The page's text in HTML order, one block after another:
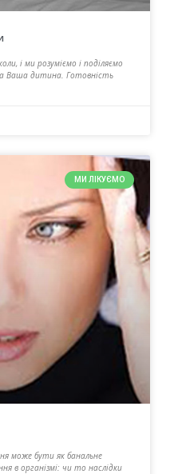
і ми розуміємо і поділяємо
Ваша дитина. Готовність
МИ ЛІКУЄМО
може бути як банальне
в організмі: чи то наслідки